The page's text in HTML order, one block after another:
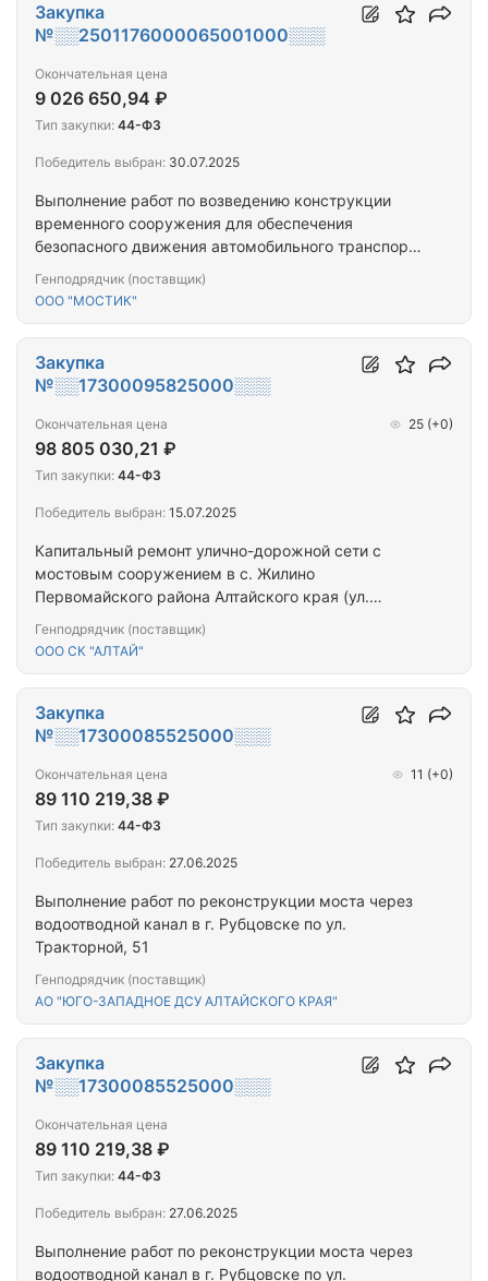
Выполнение работ по возведению конструкции
временного сооружения для обеспечения
безопасного движения автомобильного транспорта
Генподрядчик (поставщик)
ООО "МОСТИК"
Закупка
№░░2501176000065001000░░░
Окончательная цена
9 026 650,94 ₽
Тип закупки: 44-ФЗ
Победитель выбран: 30.07.2025
Капитальный ремонт улично-дорожной сети с
мостовым сооружением в с. Жилино
Первомайского района Алтайского края (ул.
Генподрядчик (поставщик)
ООО СК "АЛТАЙ"
Закупка
№░░17300095825000░░░
Окончательная цена
98 805 030,21 ₽
25 (+0)
Тип закупки: 44-ФЗ
Победитель выбран: 15.07.2025
Выполнение работ по реконструкции моста через
водоотводной канал в г. Рубцовске по ул.
Тракторной, 51
Генподрядчик (поставщик)
АО "ЮГО-ЗАПАДНОЕ ДСУ АЛТАЙСКОГО КРАЯ"
Закупка
№░░17300085525000░░░
Окончательная цена
89 110 219,38 ₽
11 (+0)
Тип закупки: 44-ФЗ
Победитель выбран: 27.06.2025
Выполнение работ по реконструкции моста через
водоотводной канал в г. Рубцовске по ул.
Закупка
№░░17300085525000░░░
Окончательная цена
89 110 219,38 ₽
Тип закупки: 44-ФЗ
Победитель выбран: 27.06.2025